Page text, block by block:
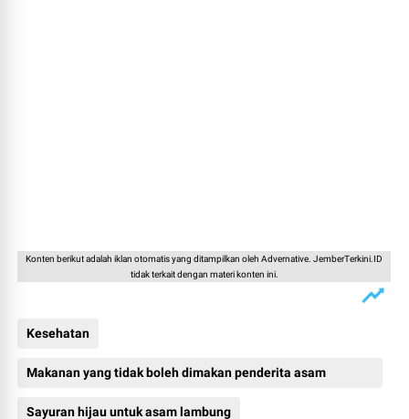
Konten berikut adalah iklan otomatis yang ditampilkan oleh Advernative. JemberTerkini.ID
tidak terkait dengan materi konten ini.
Kesehatan
Makanan yang tidak boleh dimakan penderita asam
Sayuran hijau untuk asam lambung